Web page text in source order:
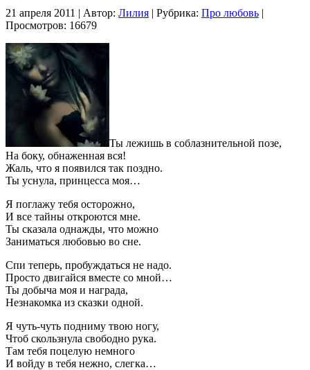
21 апреля 2011 | Автор: Лилия | Рубрика: Про любовь |
Просмотров: 16679
Ты лежишь в соблазнительной позе,
На боку, обнаженная вся!
Жаль, что я появился так поздно.
Ты уснула, принцесса моя…
Я поглажу тебя осторожно,
И все тайны откроются мне.
Ты сказала однажды, что можно
Заниматься любовью во сне.
Спи теперь, пробуждаться не надо.
Просто двигайся вместе со мной…
Ты добыча моя и награда,
Незнакомка из сказки одной.
Я чуть-чуть подниму твою ногу,
Чтоб скользнула свободно рука.
Там тебя поцелую немного
И войду в тебя нежно, слегка…